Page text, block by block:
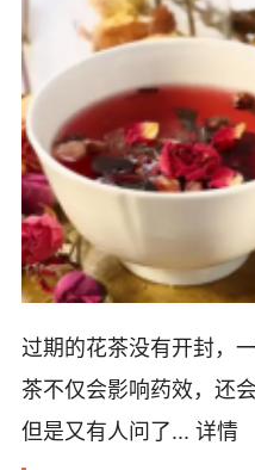
过期的花茶没有开封，
茶不仅会影响药效，还
但是又有人问了... 详情